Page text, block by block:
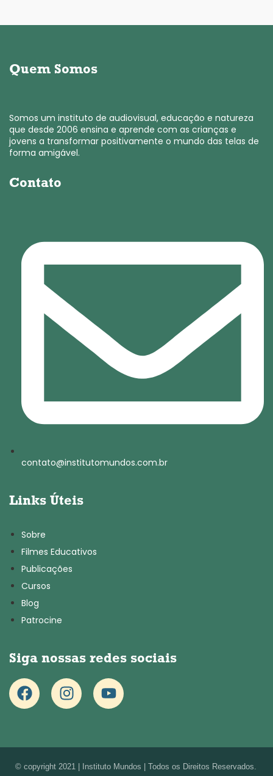
Quem Somos
Somos um instituto de audiovisual, educação e natureza
que desde 2006 ensina e aprende com as crianças e
jovens a transformar positivamente o mundo das telas de
forma amigável.
Contato
contato@institutomundos.com.br
Links Úteis
Sobre
Filmes Educativos
Publicações
Cursos
Blog
Patrocine
Siga nossas redes sociais
© copyright 2021 | Instituto Mundos | Todos os Direitos Reservados.